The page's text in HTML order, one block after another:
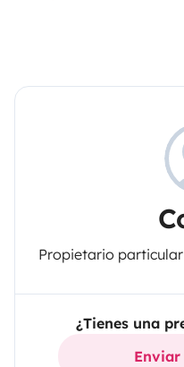
Propietario
¿Tienes una
Enviar